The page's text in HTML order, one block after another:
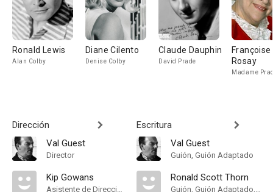
Ronald Lewis
Alan Colby
Diane Cilento
Denise Colby
Claude Dauphin
David Prade
Françoise
Rosay
Madame
Dirección
Val Guest
Director
Kip Gowans
Asistente de Dirección
Escritura
Val Guest
Guión, Guión Adaptado
Ronald Scott Thorn
Guión, Guión Adaptado, Novela